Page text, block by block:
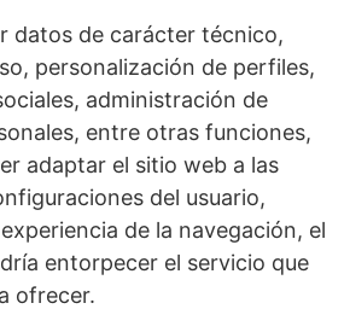
datos de carácter técnico,
personalización de perfiles,
administración de
entre otras funciones,
adaptar el sitio web a las
del usuario,
de la navegación, el
entorpecer el servicio que
ofrecer.